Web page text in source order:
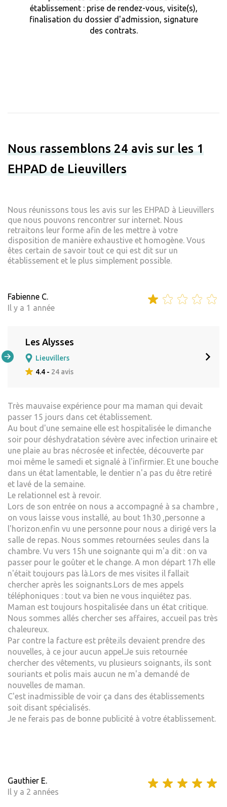
établissement : prise de rendez-vous, visite(s),
finalisation du dossier d'admission, signature
des contrats.
Nous rassemblons 24 avis sur les 1
EHPAD de Lieuvillers
Nous réunissons tous les avis sur les EHPAD à Lieuvillers
que nous pouvons rencontrer sur internet. Nous
retraitons leur forme afin de les mettre à votre
disposition de manière exhaustive et homogène. Vous
êtes certain de savoir tout ce qui est dit sur un
établissement et le plus simplement possible.
Fabienne C.
Il y a 1 année
Les Alysses
Lieuvillers
4.4 - 24 avis
Très mauvaise expérience pour ma maman qui devait
passer 15 jours dans cet établissement.
Au bout d'une semaine elle est hospitalisée le dimanche
soir pour déshydratation sévère avec infection urinaire et
une plaie au bras nécrosée et infectée, découverte par
moi même le samedi et signalé à l'infirmier. Et une bouche
dans un état lamentable, le dentier n'a pas du être retiré
et lavé de la semaine.
Le relationnel est à revoir.
Lors de son entrée on nous a accompagné à sa chambre ,
on vous laisse vous installé, au bout 1h30 ,personne a
l'horizon.enfin vu une personne pour nous a dirigé vers la
salle de repas. Nous sommes retournées seules dans la
chambre. Vu vers 15h une soignante qui m'a dit : on va
passer pour le goûter et le change. A mon départ 17h elle
n'était toujours pas là.Lors de mes visites il fallait
chercher après les soignants.Lors de mes appels
téléphoniques : tout va bien ne vous inquiétez pas.
Maman est toujours hospitalisée dans un état critique.
Nous sommes allés chercher ses affaires, accueil pas très
chaleureux.
Par contre la facture est prête.ils devaient prendre des
nouvelles, à ce jour aucun appel.Je suis retournée
chercher des vêtements, vu plusieurs soignants, ils sont
souriants et polis mais aucun ne m'a demandé de
nouvelles de maman.
C'est inadmissible de voir ça dans des établissements
soit disant spécialisés.
Je ne ferais pas de bonne publicité à votre établissement.
Gauthier E.
Il y a 2 années